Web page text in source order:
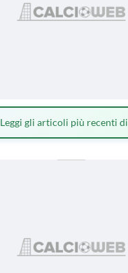
Leggi gli articoli più recenti di